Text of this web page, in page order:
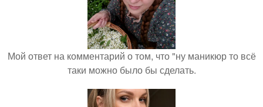
Мой ответ на комментарий о том, что "ну маникюр то всё
таки можно было бы сделать.